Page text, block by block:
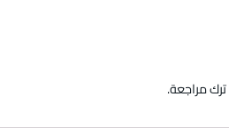
مراجعة.